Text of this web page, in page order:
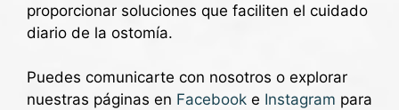
proporcionar soluciones que faciliten el cuidado
diario de la ostomía.
Puedes comunicarte con nosotros o explorar
nuestras páginas en Facebook e Instagram para